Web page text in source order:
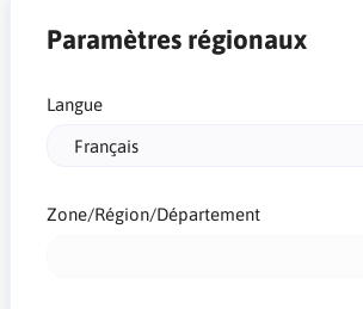
Paramètres régionaux
Langue
Zone/Région/Département